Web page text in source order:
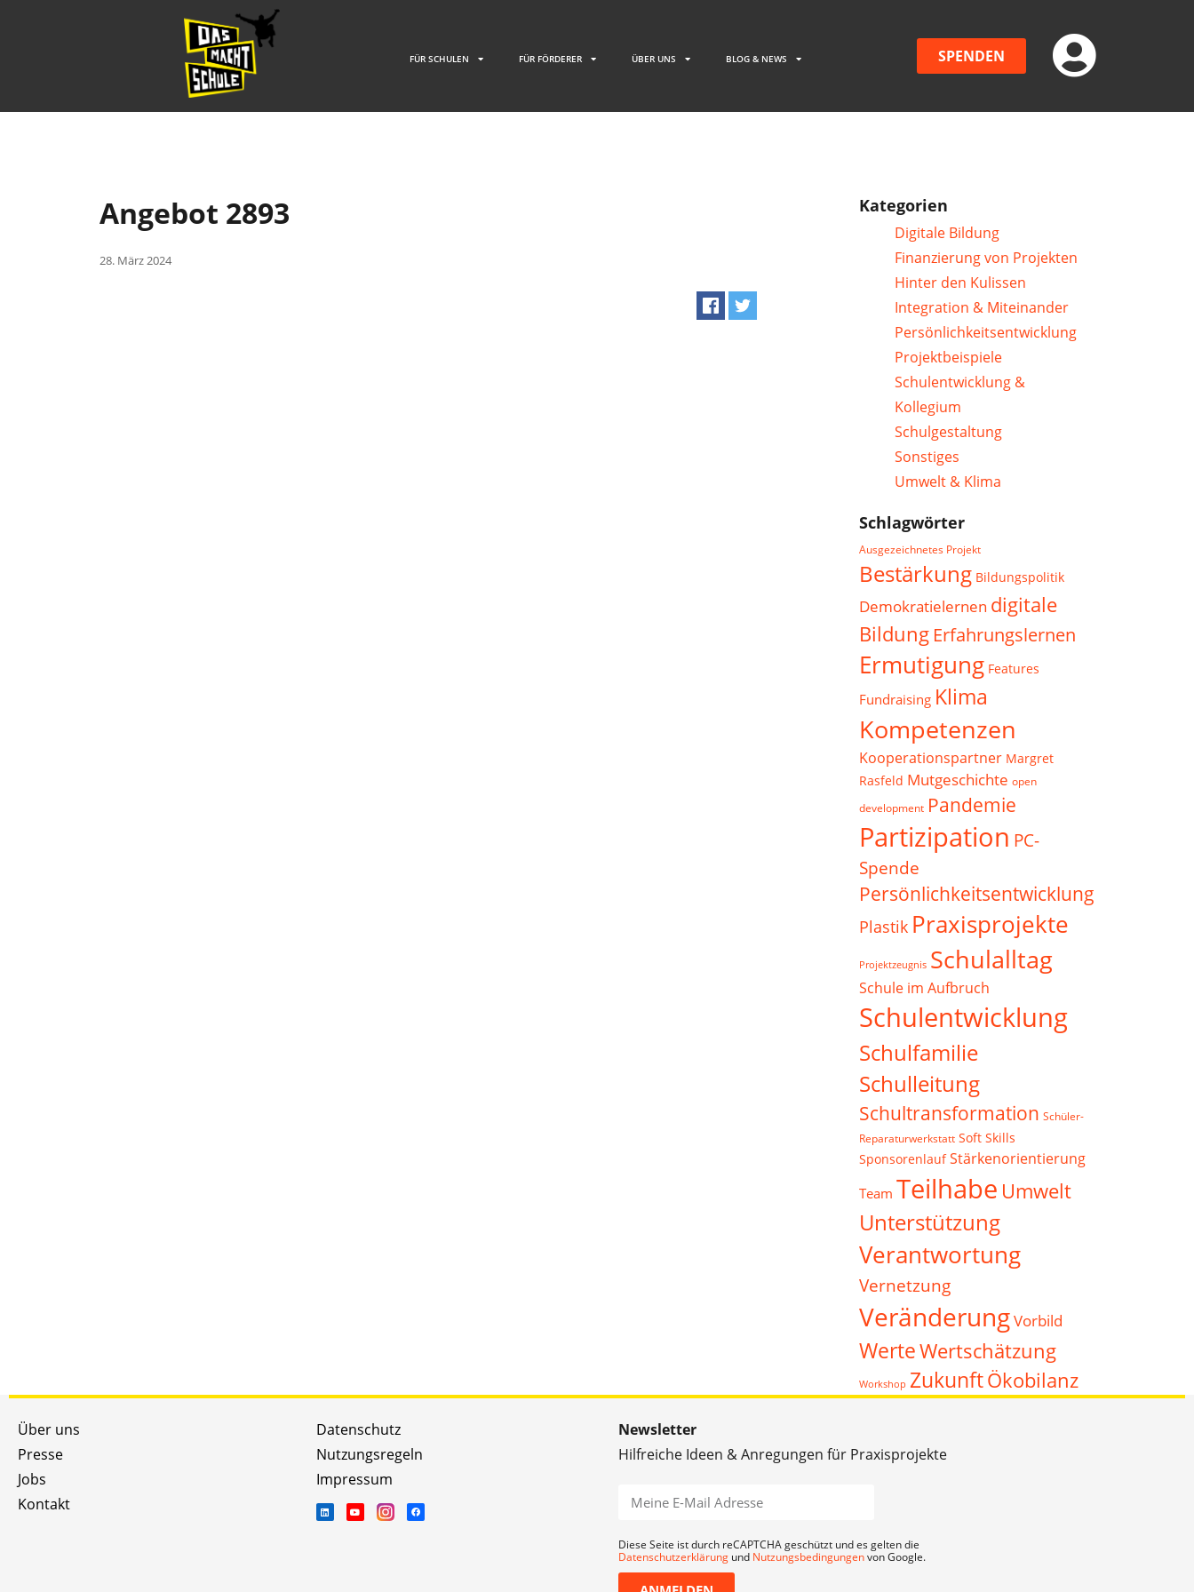
FÜR SCHULEN FÜR FÖRDERER ÜBER UNS BLOG & NEWS SPENDEN
Angebot 2893
28. März 2024
Kategorien
Digitale Bildung
Finanzierung von Projekten
Hinter den Kulissen
Integration & Miteinander
Persönlichkeitsentwicklung
Projektbeispiele
Schulentwicklung &
Kollegium
Schulgestaltung
Sonstiges
Umwelt & Klima
Schlagwörter
Ausgezeichnetes Projekt
Bestärkung Bildungspolitik
Demokratielernen digitale
Bildung Erfahrungslernen
Ermutigung Features
Fundraising Klima
Kompetenzen
Kooperationspartner Margret
Rasfeld Mutgeschichte open
development Pandemie
Partizipation PC-
Spende
Persönlichkeitsentwicklung
Plastik Praxisprojekte
Projektzeugnis Schulalltag
Schule im Aufbruch
Schulentwicklung
Schulfamilie
Schulleitung
Schultransformation Schüler-
Reparaturwerkstatt Soft Skills
Sponsorenlauf Stärkenorientierung
Team Teilhabe Umwelt
Unterstützung
Verantwortung
Vernetzung
VeränderungVorbild
WerteWertschätzung
Workshop ZukunftÖkobilanz
Über uns
Presse
Jobs
Kontakt
Datenschutz
Nutzungsregeln
Impressum
Newsletter
Hilfreiche Ideen & Anregungen für Praxisprojekte
Diese Seite ist durch reCAPTCHA geschützt und es gelten die
Datenschutzerklärung und Nutzungsbedingungenvon Google.